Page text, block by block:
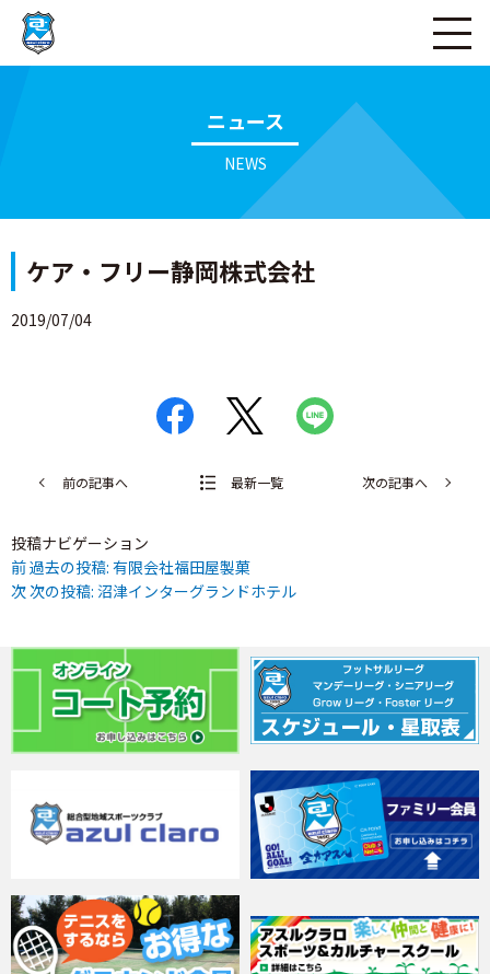
ニュース
NEWS
ケア・フリー静岡株式会社
2019/07/04
前の記事へ 最新一覧 次の記事へ
投稿ナビゲーション
前過去の投稿: 有限会社福田屋製菓
次次の投稿: 沼津インターグランドホテル